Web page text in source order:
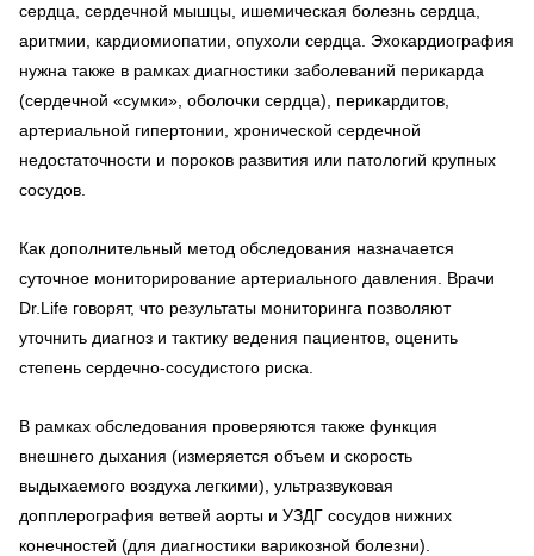
сердца, сердечной мышцы, ишемическая болезнь сердца,
аритмии, кардиомиопатии, опухоли сердца. Эхокардиография
нужна также в рамках диагностики заболеваний перикарда
(сердечной «сумки», оболочки сердца), перикардитов,
артериальной гипертонии, хронической сердечной
недостаточности и пороков развития или патологий крупных
сосудов.
Как дополнительный метод обследования назначается
суточное мониторирование артериального давления. Врачи
Dr.Life говорят, что результаты мониторинга позволяют
уточнить диагноз и тактику ведения пациентов, оценить
степень сердечно-сосудистого риска.
В рамках обследования проверяются также функция
внешнего дыхания (измеряется объем и скорость
выдыхаемого воздуха легкими), ультразвуковая
допплерография ветвей аорты и УЗДГ сосудов нижних
конечностей (для диагностики варикозной болезни).